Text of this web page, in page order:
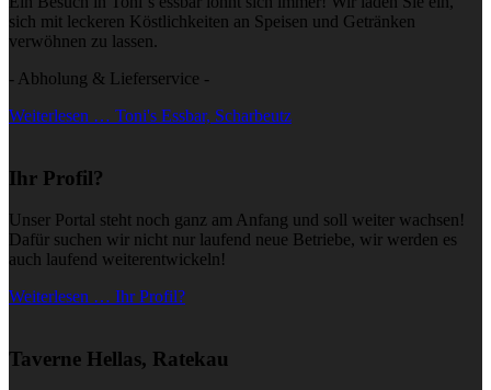
sich mit leckeren Köstlichkeiten an Speisen und Getränken
verwöhnen zu lassen.
- Abholung & Lieferservice -
Weiterlesen … Toni's Essbar, Scharbeutz
Ihr Profil?
Unser Portal steht noch ganz am Anfang und soll weiter wachsen!
Dafür suchen wir nicht nur laufend neue Betriebe, wir werden es
auch laufend weiterentwickeln!
Weiterlesen … Ihr Profil?
Taverne Hellas, Ratekau